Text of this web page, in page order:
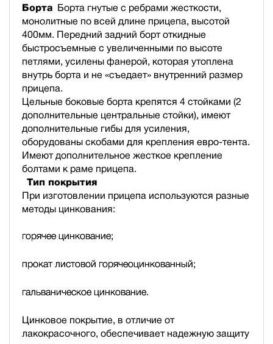
Борта Борта гнутые с ребрами жесткости,
монолитные по всей длине прицепа, высотой
400мм. Передний задний борт откидные
быстросъемные с увеличенными по высоте
петлями, усилены фанерой, которая утоплена
внутрь борта и не «съедает» внутренний размер
прицепа.
Цельные боковые борта крепятся 4 стойками (2
дополнительные центральные стойки), имеют
дополнительные гибы для усиления,
оборудованы скобами для крепления евро-тента.
Имеют дополнительное жесткое крепление
болтами к раме прицепа.
Тип покрытия
При изготовлении прицепа используются разные
методы цинкования:
горячее цинкование;
прокат листовой горячеоцинкованный;
гальваническое цинкование.
Цинковое покрытие, в отличие от
лакокрасочного, обеспечивает надежную защиту